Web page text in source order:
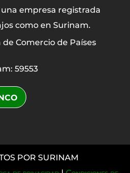
empresa registrada
como en Surinam.
Comercio de Países
59553
POR SURINAM